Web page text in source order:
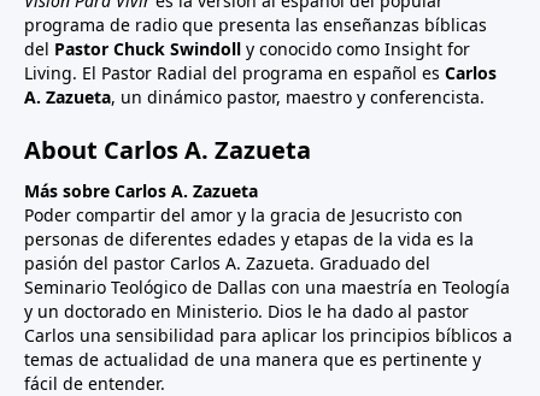
programa de radio que presenta las enseñanzas bíblicas
del Pastor Chuck Swindoll y conocido como Insight for
Living. El Pastor Radial del programa en español es Carlos
A. Zazueta, un dinámico pastor, maestro y conferencista.
About Carlos A. Zazueta
Más sobre Carlos A. Zazueta
Poder compartir del amor y la gracia de Jesucristo con
personas de diferentes edades y etapas de la vida es la
pasión del pastor Carlos A. Zazueta. Graduado del
Seminario Teológico de Dallas con una maestría en Teología
y un doctorado en Ministerio. Dios le ha dado al pastor
Carlos una sensibilidad para aplicar los principios bíblicos a
temas de actualidad de una manera que es pertinente y
fácil de entender.